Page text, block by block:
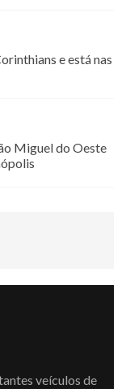
e está nas
Miguel do Oeste
veículos de